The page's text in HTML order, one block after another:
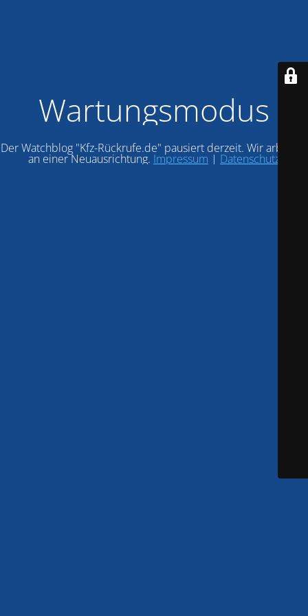
Wartungsmodus
Der Watchblog "Kfz-Rückrufe.de" pausiert derzeit. Wir arbeiten
an einer Neuausrichtung. Impressum | Datenschutz